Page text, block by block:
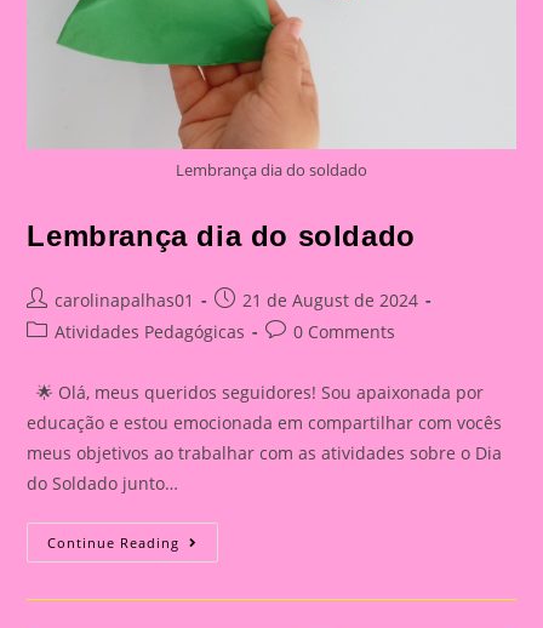
Lembrança dia do soldado
Lembrança dia do soldado
Post
author:
carolinapalhas01
Post
published:
21 de August de 2024
PostAtividades Pedagógicas
Post0 Comments
🌟 Olá, meus queridos seguidores! Sou apaixonada por
educação e estou emocionada em compartilhar com vocês
meus objetivos ao trabalhar com as atividades sobre o Dia
do Soldado junto…
Continue Reading Lembrança
Dia
Soldado